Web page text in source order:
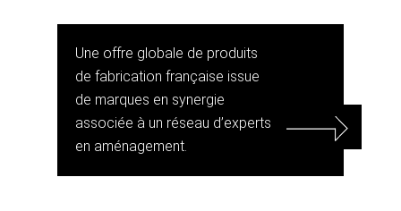
Une offre globale de produits
de fabrication française issue
de marques en synergie
associée à un réseau d’experts
en aménagement.